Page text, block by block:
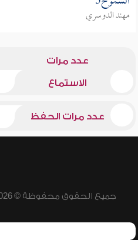
مهند الدوسري
عدد مرات
الاستماع
عدد مرات الحفظ
جميع الحقوق محفوظة © 2026 - 1998 لشبكة إسلام ويب